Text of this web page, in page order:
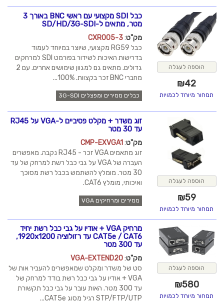
הוספה לעגלה
₪42
תמחור מיוחד לכמויות
כבל SDI מקצועי עם ראשי BNC באורך 3
מטר, מתאים ל-SD/HD/3G-SDI
מק"ט:
CXR005-3
כבל RG59 מקצועי, שיוצר במיוחד לעמוד
בדרישות האיכות לשידור בפורמט SDI למרחקים
גדולים. מתאים גם למגוון שימושים אחרים. עם 2
מחברי BNC זכר בקצוות. 100%...
כבלים ממירים ומפצלים 3G-SDI
הוספה לעגלה
₪59
תמחור מיוחד לכמויות
זוג משדר + מקלט פסיביים ל-VGA על RJ45
עד 30 מטר
מק"ט:
CMP-EXVGA1
זוג מתאמים VGA זכר - RJ45 נקבה. מאפשרים
העברה של VGA על גבי כבל רשת למרחק של עד
30 מטר. מומלץ להשתמש בכבל רשת מסוכך
ואיכותי, מומלץ CAT6.
ממירים ומרחיקים VGA
הוספה לעגלה
₪580
תמחור מיוחד לכמויות
מרחיק VGA + אודיו על גבי כבל רשת יחיד
CAT5e / CAT6 עד רזולוציה 1920x1200,
עד 300 מטר
מק"ט:
VGA-EXTEND20
סט של משדר ומקלט שמאפשרים להעביר אות של
VGA + אודיו על גבי כבל רשת בודד למרחק של
עד 300 מטר. האות עובר על גבי כבל תקשורת
STP/FTP/UTP רגיל מסוג CAT5e...